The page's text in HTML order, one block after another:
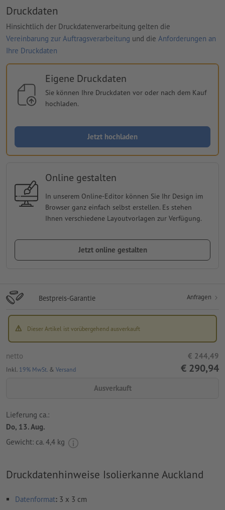
Druckdaten
Hinsichtlich der Druckdatenverarbeitung gelten die
Vereinbarung zur Auftragsverarbeitung und die Anforderungen an
Ihre Druckdaten
Eigene Druckdaten
Sie können Ihre Druckdaten vor oder nach dem Kauf
hochladen.
Jetzt hochladen
Online gestalten
In unserem Online-Editor können Sie Ihr Design im
Browser ganz einfach selbst erstellen. Es stehen
Ihnen verschiedene Layoutvorlagen zur Verfügung.
Jetzt online gestalten
Bestpreis-Garantie Anfragen
Dieser Artikel ist vorübergehend ausverkauft
netto € 244,49
Inkl. 19% MwSt. & Versand € 290,94
Ausverkauft
Lieferung ca.:
Do, 13. Aug.
Gewicht: ca. 4,4 kg
Druckdatenhinweise Isolierkanne Auckland
Datenformat: 3 x 3 cm